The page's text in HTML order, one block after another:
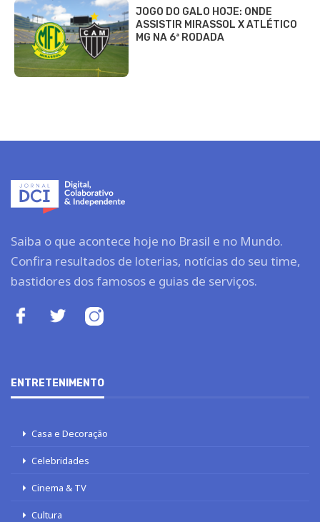
JOGO DO GALO HOJE: ONDE
ASSISTIR MIRASSOL X ATLÉTICO
MG NA 6ª RODADA
Saiba o que acontece hoje no Brasil e no Mundo.
Confira resultados de loterias, notícias do seu time,
bastidores dos famosos e guias de serviços.
ENTRETENIMENTO
Casa e Decoração
Celebridades
Cinema & TV
Cultura